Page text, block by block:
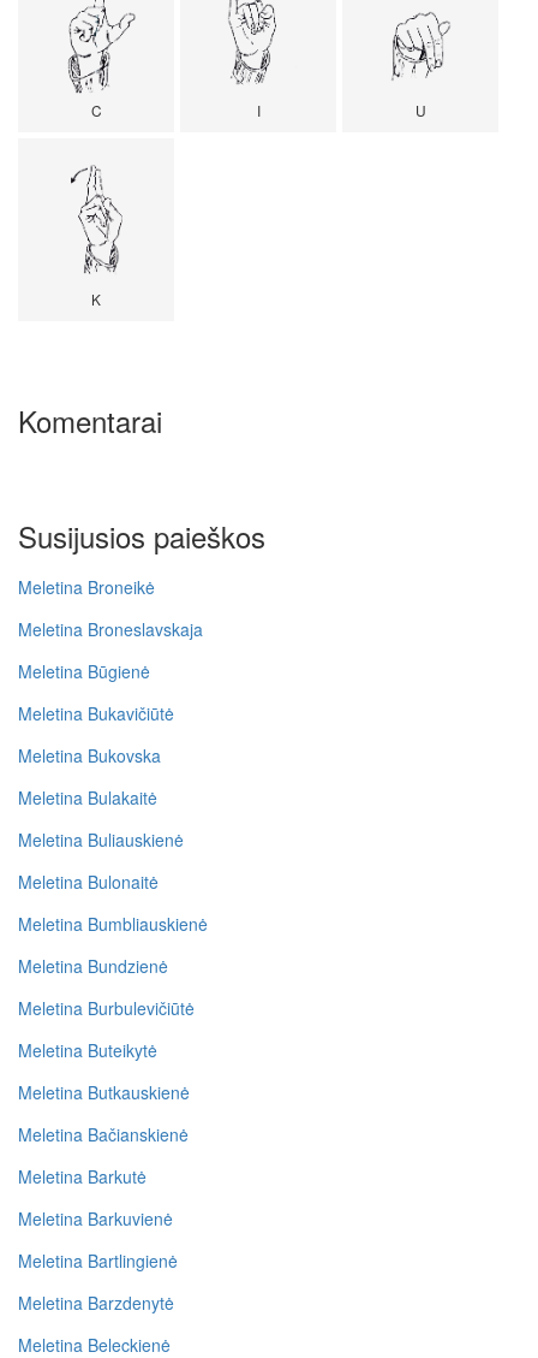
C I U
K
Komentarai
Susijusios paieškos
Meletina Broneikė
Meletina Broneslavskaja
Meletina Būgienė
Meletina Bukavičiūtė
Meletina Bukovska
Meletina Bulakaitė
Meletina Buliauskienė
Meletina Bulonaitė
Meletina Bumbliauskienė
Meletina Bundzienė
Meletina Burbulevičiūtė
Meletina Buteikytė
Meletina Butkauskienė
Meletina Bačianskienė
Meletina Barkutė
Meletina Barkuvienė
Meletina Bartlingienė
Meletina Barzdenytė
Meletina Beleckienė